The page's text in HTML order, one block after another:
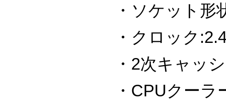
・ソケット形
・クロック
・2次キャッ
・CPUクーラ